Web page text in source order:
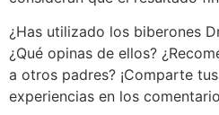
¿Has utilizado los biberones
¿Qué opinas de ellos?
a otros padres? ¡Comparte
experiencias en los